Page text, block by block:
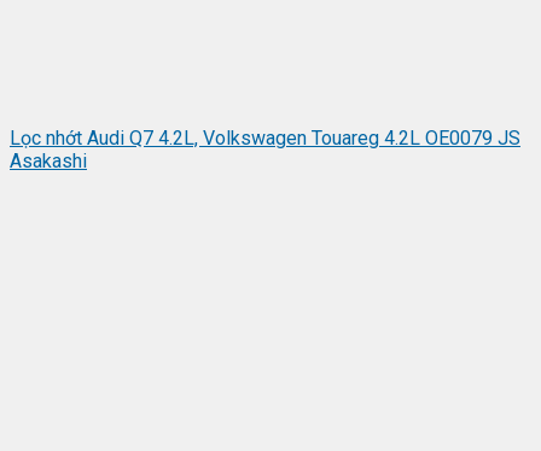
Lọc nhớt Audi Q7 4.2L, Volkswagen Touareg 4.2L OE0079 JS
Asakashi